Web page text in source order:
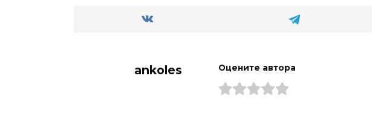
ankoles Оцените автора